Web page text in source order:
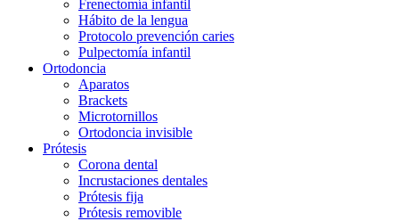
Frenectomía infantil
Hábito de la lengua
Protocolo prevención caries
Pulpectomía infantil
Ortodoncia
Aparatos
Brackets
Microtornillos
Ortodoncia invisible
Prótesis
Corona dental
Incrustaciones dentales
Prótesis fija
Prótesis removible